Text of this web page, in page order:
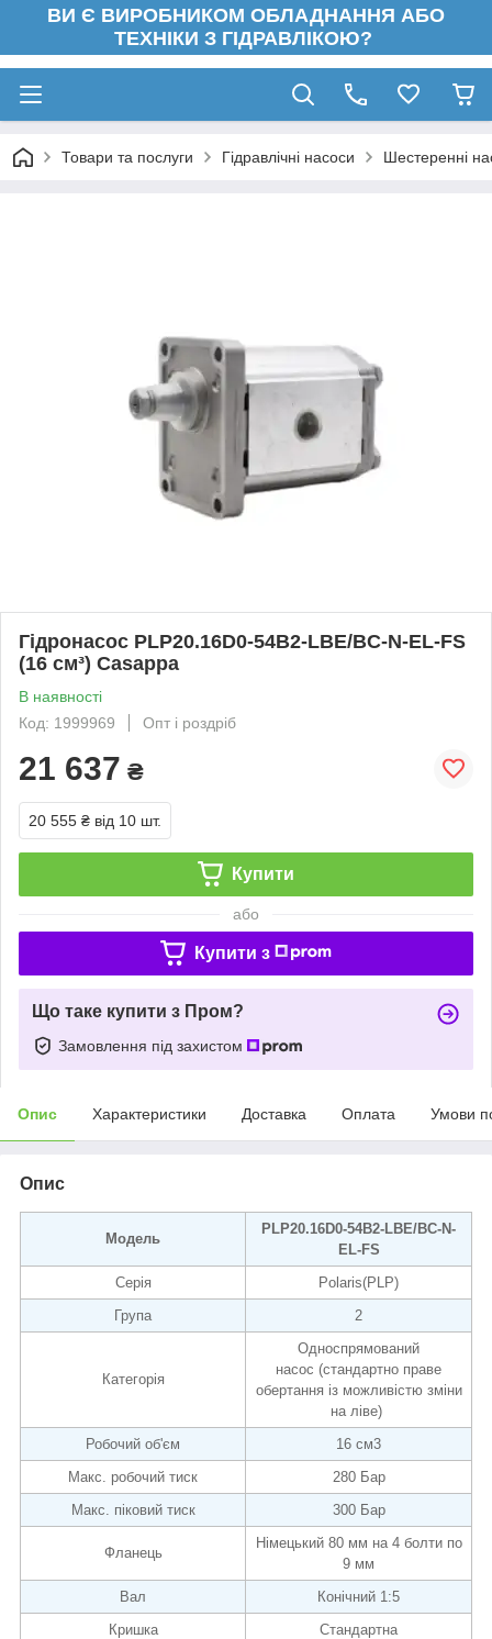
ВИ Є ВИРОБНИКОМ ОБЛАДНАННЯ АБО
ТЕХНІКИ З ГІДРАВЛІКОЮ?
Товари та послуги Гідравлічні насоси Шестеренні
Гідронасос PLP20.16D0-54B2-LBE/BC-N-EL-FS
(16 см³) Casappa
В наявності
Код: 1999969
Опт і роздріб
21 637 ₴
20 555 ₴ від 10 шт.
Купити
або
Купити з
Що таке купити з Пром?
Замовлення під захистом
Опис Характеристики Доставка Оплата Умови
Опис
Модель
PLP20.16D0-54B2-LBE/BC-N-
EL-FS
Серія
Polaris(PLP)
Група
2
Категорія
Односпрямований
насос (стандартно праве
обертання із можливістю зміни
на ліве)
Робочий об'єм
16 см3
Макс. робочий тиск
280 Бар
Макс. піковий тиск
300 Бар
Фланець
Німецький 80 мм на 4 болти по
9 мм
Вал
Конічний 1:5
Кришка
Стандартна